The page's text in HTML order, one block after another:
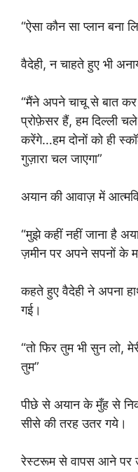
“ऐसा कौन सा प्लान बना
वैदेही, न चाहते हुए भी
“मैंने अपने चाचू से बात कर
प्रोफ़ेसर हैं, हम दिल्ली
करेंगे…हम दोनों को ही
गुज़ारा चल जाएगा”
अयान की आवाज़ में
“मुझे कहीं नहीं जाना है
ज़मीन पर अपने सपनों के
कहते हुए वैदेही ने अपना
गई।
“तो फिर तुम भी सुन लो,
तुम”
पीछे से अयान के मुँह से
सीसे की तरह उतर गये।
रेस्टरूम से वापस आने पर